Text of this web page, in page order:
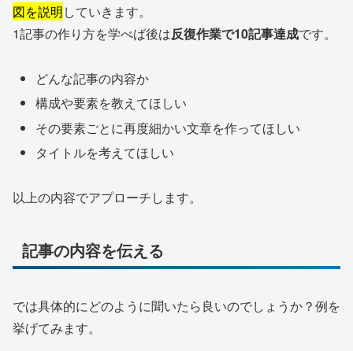
図を説明していきます。
1記事の作り方を学べば後は反復作業で10記事達成です。
どんな記事の内容か
構成や要素を教えてほしい
その要素ごとに再度細かい文章を作ってほしい
タイトルを考えてほしい
以上の内容でアプローチします。
記事の内容を伝える
では具体的にどのように聞いたら良いのでしょうか？例を
挙げてみます。